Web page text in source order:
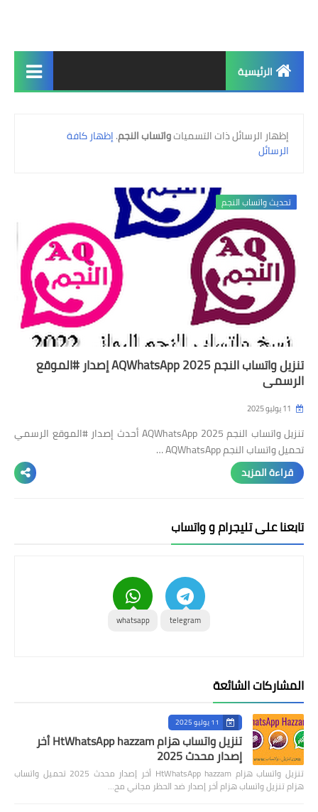
الرئيسية
واتساب فؤاد
بلس الأزرق
واتس اب عمر
واتس بلاس
واتس عاصم
واتس هزام
واتس يوسف
واتس الكاسر
واتس العاقل
واتس سيف
‏إظهار الرسائل ذات التسمياتواتساب النجم.إظهار كافة
الرسائل
تحديث واتساب النجم
تنزيل واتساب النجم AQWhatsApp 2025 إصدار #الموقع
الرسمي
تنزيل واتساب النجم AQWhatsApp 2025 أحدث إصدار #الموقع الرسمي
تحميل واتساب النجم AQWhatsApp …
قراءة المزيد
تابعنا على تليجرام و واتساب
telegram
whatsapp
المشاركات الشائعة
11 يوليو 2025
تنزيل واتساب هزام HtWhatsApp hazzam أخر
إصدار محدث 2025
تنزيل واتساب هزام HtWhatsApp hazzam أخر إصدار محدث 2025 تحميل واتساب
هزام تنزيل واتساب هزام أخر إصدار ضد الحظر مجاني مح…